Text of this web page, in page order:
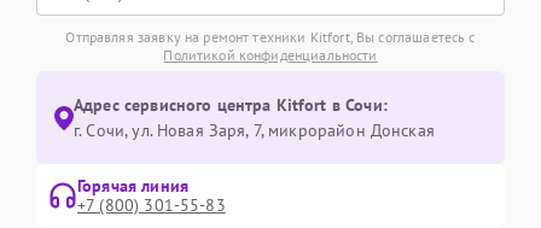
Отправляя заявку на ремонт техники Kitfort, Вы соглашаетесь с
Политикой конфиденциальности
Адрес сервисного центра Kitfort в Сочи:
г. Сочи, ул. Новая Заря, 7, микрорайон Донская
Горячая линия
+7 (800) 301-55-83